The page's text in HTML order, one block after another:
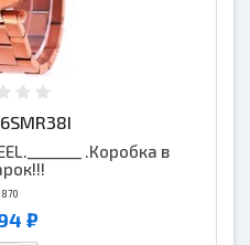
.Коробка в
₽